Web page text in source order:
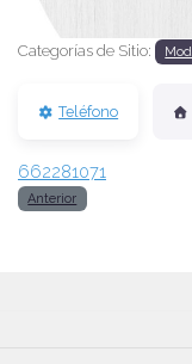
Categorías de Sitio:
Teléfono
662281071
Anterior